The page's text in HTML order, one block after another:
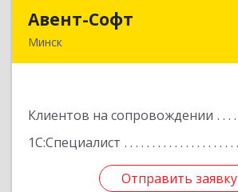
Авент-Софт
Минск
Клиентов на сопровождении
1С:Специалист
Отправить заявку
Отправить заявку